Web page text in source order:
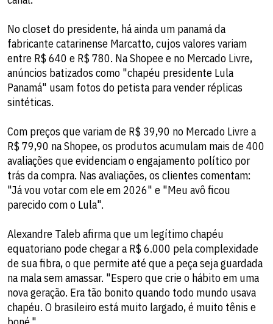
No closet do presidente, há ainda um panamá da
fabricante catarinense Marcatto, cujos valores variam
entre R$ 640 e R$ 780. Na Shopee e no Mercado Livre,
anúncios batizados como "chapéu presidente Lula
Panamá" usam fotos do petista para vender réplicas
sintéticas.
Com preços que variam de R$ 39,90 no Mercado Livre a
R$ 79,90 na Shopee, os produtos acumulam mais de 400
avaliações que evidenciam o engajamento político por
trás da compra. Nas avaliações, os clientes comentam:
"Já vou votar com ele em 2026" e "Meu avô ficou
parecido com o Lula".
Alexandre Taleb afirma que um legítimo chapéu
equatoriano pode chegar a R$ 6.000 pela complexidade
de sua fibra, o que permite até que a peça seja guardada
na mala sem amassar. "Espero que crie o hábito em uma
nova geração. Era tão bonito quando todo mundo usava
chapéu. O brasileiro está muito largado, é muito tênis e